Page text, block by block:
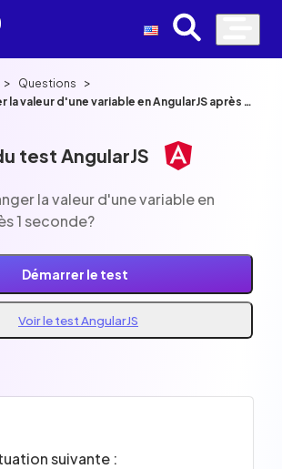
> Questions >
la valeur d'une variable en AngularJS après 1
test AngularJS
la valeur d'une variable en
1 seconde?
Démarrer le test
Voir le test AngularJS
suivante :